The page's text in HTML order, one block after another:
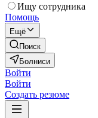
Ищу сотрудника
Помощь
Ещё
Поиск
Болниси
Войти
Войти
Создать резюме